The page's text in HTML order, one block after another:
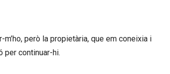
però la propietària, que em coneixia i
per continuar-hi.